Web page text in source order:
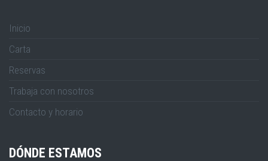
Inicio
Carta
Reservas
Trabaja con nosotros
Contacto y horario
DÓNDE ESTAMOS